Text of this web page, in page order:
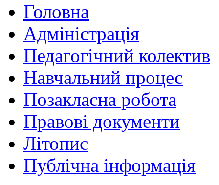
Головна
Адміністрація
Педагогічний колектив
Навчальний процес
Позакласна робота
Правові документи
Літопис
Публічна інформація